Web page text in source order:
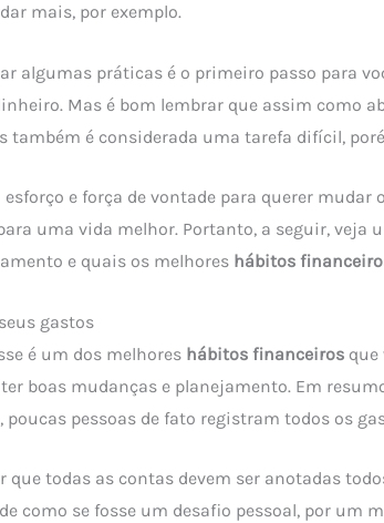
mais, por exemplo.
algumas práticas é o primeiro passo para
Mas é bom lembrar que assim como
também é considerada uma tarefa difícil,
esforço e força de vontade para querer mudar
uma vida melhor. Portanto, a seguir, veja
e quais os melhores hábitos
gastos
é um dos melhores hábitos financeiros que
boas mudanças e planejamento. Em
pessoas de fato registram todos os
todas as contas devem ser anotadas
como se fosse um desafio pessoal, por um